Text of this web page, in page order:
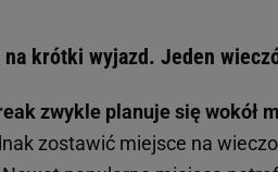
krótki wyjazd. Jeden
zwykle planuje się wokół
zostawić miejsce na